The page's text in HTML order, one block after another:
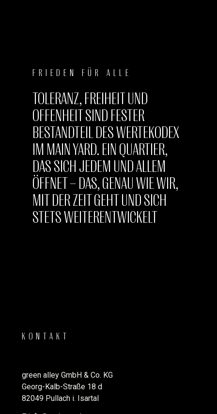
FRIEDEN FÜR ALLE
TOLERANZ, FREIHEIT UND
OFFENHEIT SIND FESTER
BESTANDTEIL DES WERTEKODEX
IM MAIN YARD. EIN QUARTIER,
DAS SICH JEDEM UND ALLEM
ÖFFNET – DAS, GENAU WIE WIR,
MIT DER ZEIT GEHT UND SICH
STETS WEITERENTWICKELT
KONTAKT
green alley GmbH & Co. KG
Georg-Kalb-Straße 18 d
82049 Pullach i. Isartal